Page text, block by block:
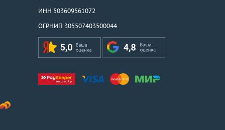
ИНН 503609561072
ОГРНИП 305507403500044